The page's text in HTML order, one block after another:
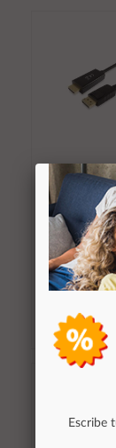
÷ Cable
hdmi 3m
12,08
Stocks
Añadir
Escribe